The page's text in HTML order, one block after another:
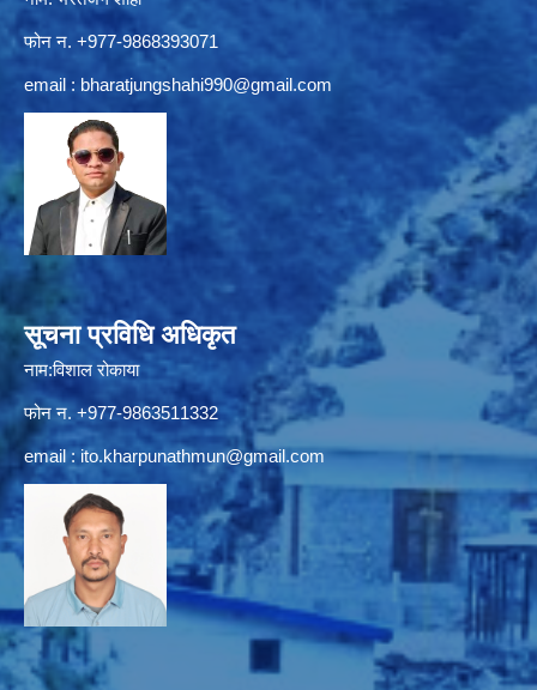
फोन न. +977-9868393071
email : bharatjungshahi990@gmail.com
सूचना प्रविधि अधिकृत
नाम:विशाल रोकाया
फोन न. +977-9863511332
email : ito.kharpunathmun@gmail.com